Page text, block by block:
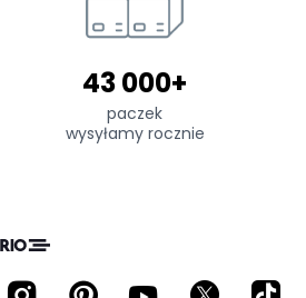
43 000+
paczek
wysyłamy rocznie